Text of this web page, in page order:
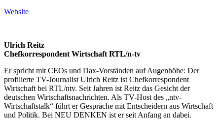
Website
Ulrich Reitz
Chefkorrespondent Wirtschaft RTL/n-tv
Er spricht mit CEOs und Dax-Vorständen auf Augenhöhe: Der
profilierte TV-Journalist Ulrich Reitz ist Chefkorrespondent
Wirtschaft bei RTL/ntv. Seit Jahren ist Reitz das Gesicht der
deutschen Wirtschaftsnachrichten. Als TV-Host des „ntv-
Wirtschaftstalk“ führt er Gespräche mit Entscheidern aus Wirtschaft
und Politik. Bei NEU DENKEN ist er seit Anfang an dabei.